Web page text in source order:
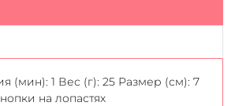
(мин): 1 Вес (г): 25 Размер (см): 7
на лопастях